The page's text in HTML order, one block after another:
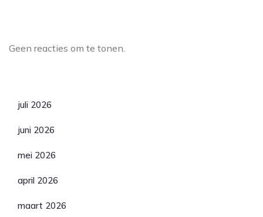
Geen reacties om te tonen.
juli 2026
juni 2026
mei 2026
april 2026
maart 2026